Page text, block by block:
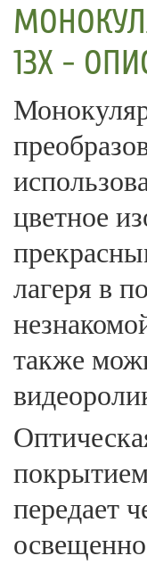
13X -
цветное
лагеря в
также
передает